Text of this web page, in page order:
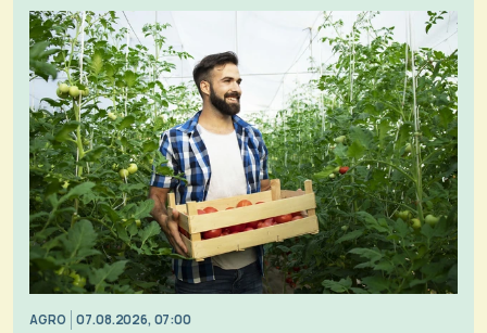
AGRO 07.08.2026, 07:00